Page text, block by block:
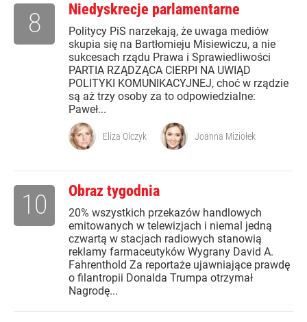
Niedyskrecje parlamentarne
Politycy PiS narzekają, że uwaga mediów
skupia się na Bartłomieju Misiewiczu, a nie
sukcesach rządu Prawa i Sprawiedliwości
PARTIA RZĄDZĄCA CIERPI NA UWIĄD
POLITYKI KOMUNIKACYJNEJ, choć w rządzie
są aż trzy osoby za to odpowiedzialne:
Paweł...
8
Eliza Olczyk Joanna Miziołek
Obraz tygodnia
20% wszystkich przekazów handlowych
emitowanych w telewizjach i niemal jedną
czwartą w stacjach radiowych stanowią
reklamy farmaceutyków Wygrany David A.
Fahrenthold Za reportaże ujawniające prawdę
o filantropii Donalda Trumpa otrzymał
Nagrodę...
10